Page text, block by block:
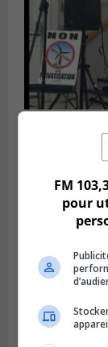
Climat
pour
FM
pour